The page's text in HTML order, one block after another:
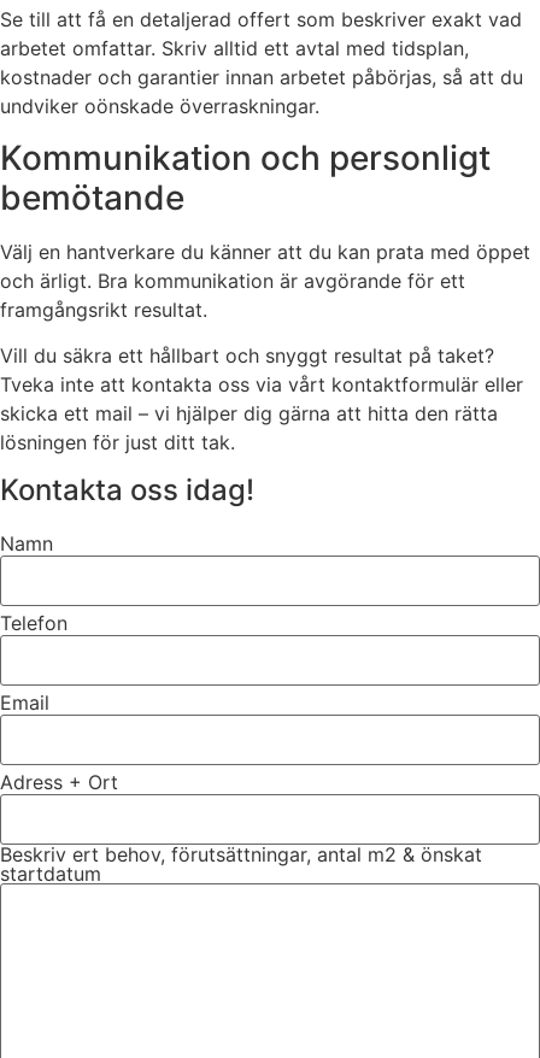
Se till att få en detaljerad offert som beskriver exakt vad
arbetet omfattar. Skriv alltid ett avtal med tidsplan,
kostnader och garantier innan arbetet påbörjas, så att du
undviker oönskade överraskningar.
Kommunikation och personligt
bemötande
Välj en hantverkare du känner att du kan prata med öppet
och ärligt. Bra kommunikation är avgörande för ett
framgångsrikt resultat.
Vill du säkra ett hållbart och snyggt resultat på taket?
Tveka inte att kontakta oss via vårt kontaktformulär eller
skicka ett mail – vi hjälper dig gärna att hitta den rätta
lösningen för just ditt tak.
Kontakta oss idag!
Namn
Telefon
Email
Adress + Ort
Beskriv ert behov, förutsättningar, antal m2 & önskat
startdatum